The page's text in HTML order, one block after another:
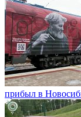
прибыл в